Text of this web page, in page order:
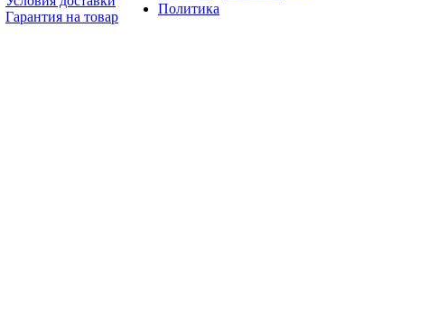
Гарантия на товар
Политика